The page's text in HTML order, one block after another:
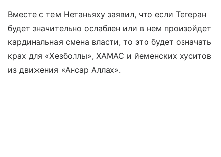
Вместе с тем Нетаньяху заявил, что если Тегеран
будет значительно ослаблен или в нем произойдет
кардинальная смена власти, то это будет означать
крах для «Хезболлы», ХАМАС и йеменских хуситов
из движения «Ансар Аллах».